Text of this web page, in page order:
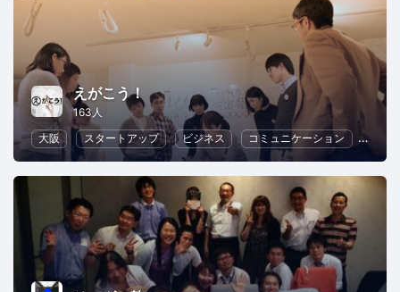
えがこう！
163人
大阪
スタートアップ ビジネス コミュニケーション リー